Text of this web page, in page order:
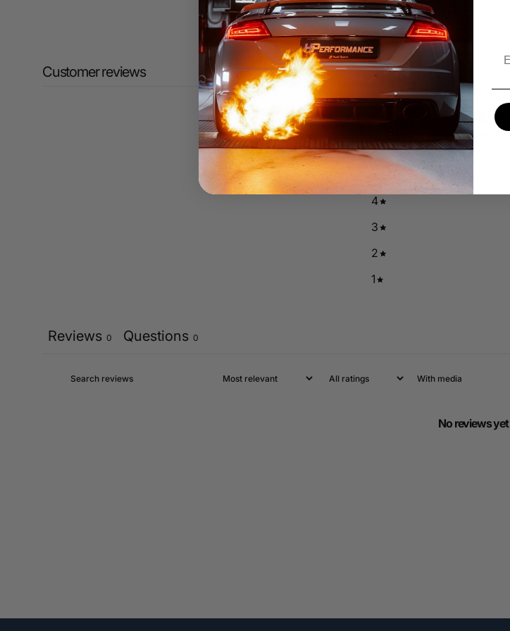
Customer reviews
0 0 reviews
5
4
3
2
1
Reviews 0 Questions 0
With media
No reviews yet